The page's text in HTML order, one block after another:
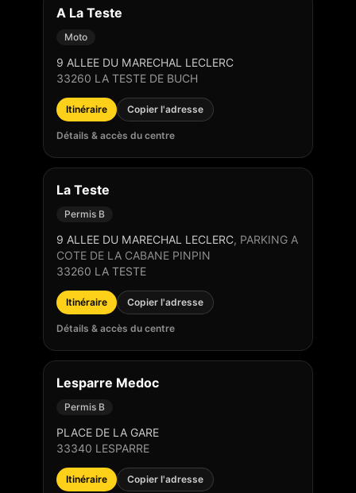
A La Teste
Moto
9 ALLEE DU MARECHAL LECLERC
33260 LA TESTE DE BUCH
Itinéraire Copier l'adresse
Détails & accès du centre
La Teste
Permis B
9 ALLEE DU MARECHAL LECLERC, PARKING A
COTE DE LA CABANE PINPIN
33260 LA TESTE
Itinéraire Copier l'adresse
Détails & accès du centre
Lesparre Medoc
Permis B
PLACE DE LA GARE
33340 LESPARRE
Itinéraire Copier l'adresse